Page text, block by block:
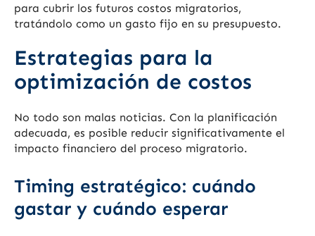
para cubrir los futuros costos migratorios,
tratándolo como un gasto fijo en su presupuesto.
Estrategias para la
optimización de costos
No todo son malas noticias. Con la planificación
adecuada, es posible reducir significativamente el
impacto financiero del proceso migratorio.
Timing estratégico: cuándo
gastar y cuándo esperar